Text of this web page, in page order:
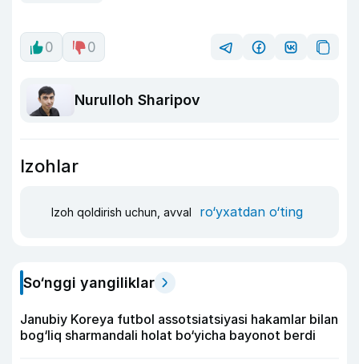
0 0
Nurulloh Sharipov
Izohlar
Izoh qoldirish uchun, avval ro‘yxatdan o‘ting
So‘nggi yangiliklar
Janubiy Koreya futbol assotsiatsiyasi hakamlar bilan
bog‘liq sharmandali holat bo‘yicha bayonot berdi